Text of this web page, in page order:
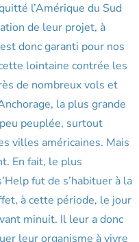
l’Amérique du Sud
de leur projet, à
donc garanti pour nos
lointaine contrée les
de nombreux vols et
la plus grande
peuplée, surtout
villes américaines. Mais
En fait, le plus
fut de s’habituer à la
à cette période, le jour
minuit. Il leur a donc
leur organisme à vivre